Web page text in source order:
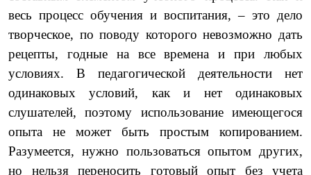
весь процесс обучения и воспитания, – это дело
творческое, по поводу которого невозможно дать
рецепты, годные на все времена и при любых
условиях. В педагогической деятельности нет
одинаковых условий, как и нет одинаковых
слушателей, поэтому использование имеющегося
опыта не может быть простым копированием.
Разумеется, нужно пользоваться опытом других,
но нельзя переносить готовый опыт без учета